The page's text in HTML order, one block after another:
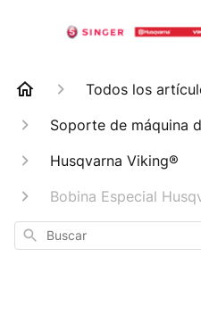
Todos los
Soporte de máquina
Husqvarna Viking®
Bobina Especial
Buscar